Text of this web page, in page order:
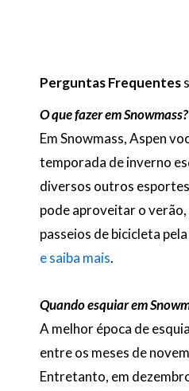
Perguntas Frequentes
O que fazer em Snowmass?
Em Snowmass, Aspen
temporada de inverno
diversos outros
pode aproveitar o verão,
passeios de bicicleta
e saiba mais.
Quando esquiar em
A melhor época de
entre os meses de
Entretanto, em